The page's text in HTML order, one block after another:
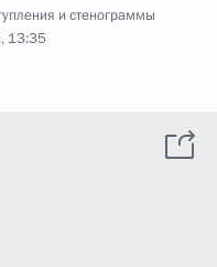
и стенограммы
13:35